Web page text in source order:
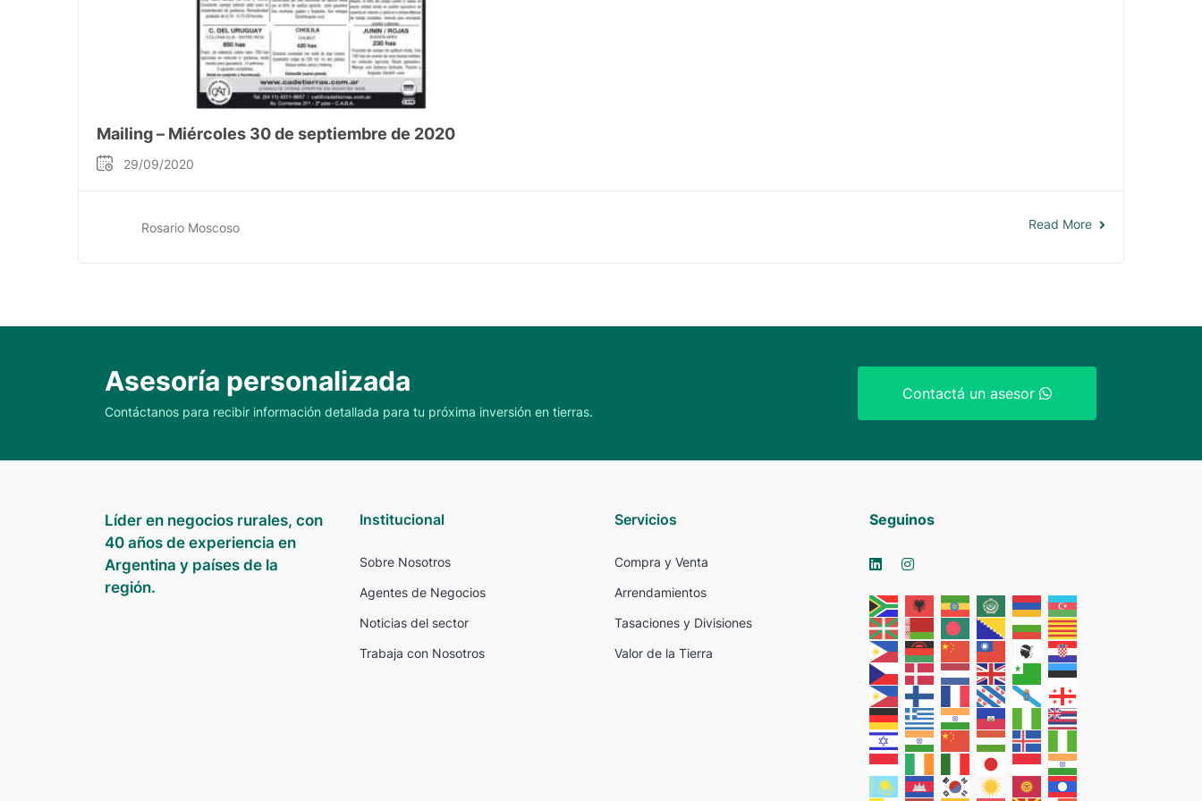
Mailing – Miércoles 30 de septiembre de 2020
29/09/2020
Rosario Moscoso Read More
Asesoría personalizada
Contáctanos para recibir información detallada para tu próxima inversión en tierras.
Contactá un asesor
Líder en negocios rurales, con
40 años de experiencia en
Argentina y países de la
región.
Institucional
Sobre Nosotros
Agentes de Negocios
Noticias del sector
Trabaja con Nosotros
Servicios
Compra y Venta
Arrendamientos
Tasaciones y Divisiones
Valor de la Tierra
Seguinos